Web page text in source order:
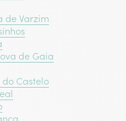
de Varzim
de Gaia
do Castelo